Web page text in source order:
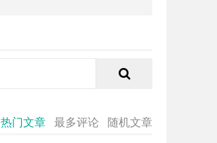
热门文章 最多评论 随机文章